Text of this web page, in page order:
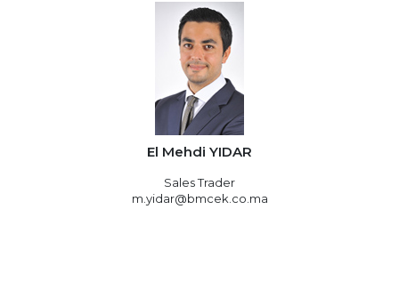
El Mehdi YIDAR
Sales Trader
m.yidar@bmcek.co.ma